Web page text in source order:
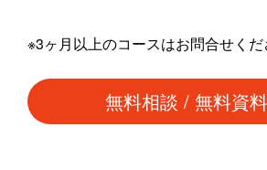
※3ヶ月以上のコースはお問合せくだ
無料相談 / 無料資